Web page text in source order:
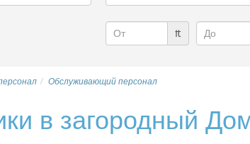
₶
Обслуживающий персонал
в загородный